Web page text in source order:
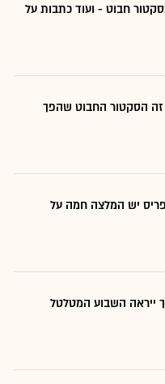
חבוט - ועוד כתבות על
הסקטור החבוט שהפך
יש המלצה חמה על
ייראה השבוע המטלטל